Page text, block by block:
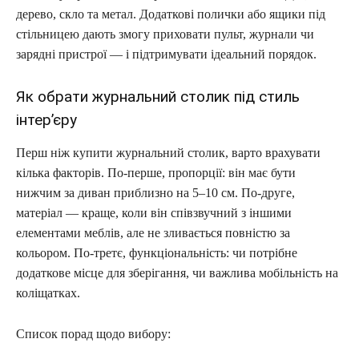
дерево, скло та метал. Додаткові полички або ящики під
стільницею дають змогу приховати пульт, журнали чи
зарядні пристрої — і підтримувати ідеальний порядок.
Як обрати журнальний столик під стиль
інтер’єру
Перш ніж купити журнальний столик, варто врахувати
кілька факторів. По-перше, пропорції: він має бути
нижчим за диван приблизно на 5–10 см. По-друге,
матеріал — краще, коли він співзвучний з іншими
елементами меблів, але не зливається повністю за
кольором. По-третє, функціональність: чи потрібне
додаткове місце для зберігання, чи важлива мобільність на
коліщатках.
Список порад щодо вибору: